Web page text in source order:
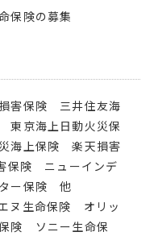
保険の募集
損害保険 三井住友海
京海上日動火災保
海上保険 楽天損害
保険 ニューインデ
ー保険 他
ヌ生命保険 オリッ
険 ソニー生命保